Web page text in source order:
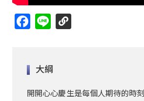
Facebook
Line
大綱
開開心心慶生是每個人期待的時